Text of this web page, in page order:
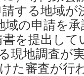
する地域が
域の申請を
書を提出し
現地調査が
た審査が行